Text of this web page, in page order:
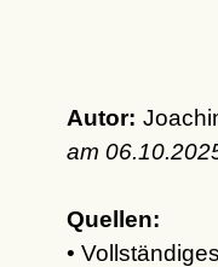
Autor:
am
Quellen:
•